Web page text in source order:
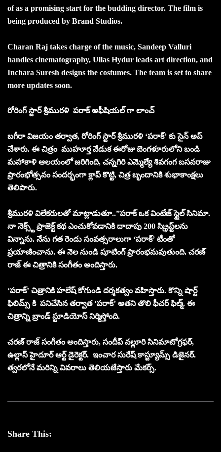
of as a promising start for the budding director. The film is
being produced by Brand Studios.
Charan Raj takes charge of the music, Sandeep Valluri
handles cinematography, Ullas Hydur leads art direction, and
Inchara Suresh designs the costumes. The team is set to share
more updates soon.
రోరింగ్ స్టార్ శ్రీమురళి పరాక్ అఫీషియల్ గా లాంచ్
బగీరా విజయం తర్వాత, రోరింగ్ స్టార్ శ్రీమురళి ‘పరాక్’ కు సైన్ అప్
చేశారు. ఈ చిత్రం ముహూర్త వేడుక ఈరోజు బెంగళూరులోని బండి
మహాకాళి ఆలయంలో జరిగింది, చన్నగిరి ఎమ్మెల్యే శివగంగ బసవరాజు
ప్రారంభోత్సవం సందర్భంగా క్లాప్ కొట్టి, చిత్ర బృందానికి శుభాకాంక్షలు
తెలిపారు.
శ్రీమురళి విలేకరులతో మాట్లాడుతూ..”పరాక్ ఒక వింటేజ్ స్టైల్ సినిమా.
నా నెక్స్ట్ ప్రాజెక్ట్ కథ ఎంచుకోవడానికి దాదాపు 200 స్క్రిప్ట్‌లను
విన్నాను. నేను గత రెండు సంవత్సరాలుగా ‘పరాక్’ టీంతో
ప్రయాణించాను. ఈ నెల నుండి షూటింగ్ ప్రారంభమవుతుంది. చరణ్
రాజ్ ఈ చిత్రానికి సంగీతం అందిస్తారు.
‘పరాక్’ చిత్రానికి హలేష్ కోగుండి దర్శకత్వం వహిస్తారు. కొన్ని షార్ట్
ఫిలిమ్స్ కి పనిచేసిన తర్వాత ‘పరాక్’ అతని తొలి ఫీచర్ ఫిల్మ్. ఈ
చిత్రాన్ని బ్రాండ్ స్టూడియోస్ నిర్మిస్తోంది.
చరణ్ రాజ్ సంగీతం అందిస్తారు, సందీప్ వల్లూరి సినిమాటోగ్రఫర్,
ఉల్లాస్ హైదూర్ ఆర్ట్ డైరెక్టర్. ఇంచార సురేష్ కాస్ట్యూమ్స్ డిజైనర్.
త్వరలోనే మరిన్ని వివరాలు తెలియజేస్తారు మేకర్స్.
Share This: